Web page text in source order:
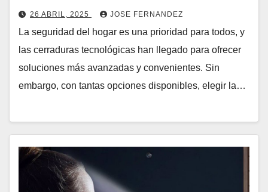
26 ABRIL, 2025 JOSE FERNANDEZ
La seguridad del hogar es una prioridad para todos, y
las cerraduras tecnológicas han llegado para ofrecer
soluciones más avanzadas y convenientes. Sin
embargo, con tantas opciones disponibles, elegir la…